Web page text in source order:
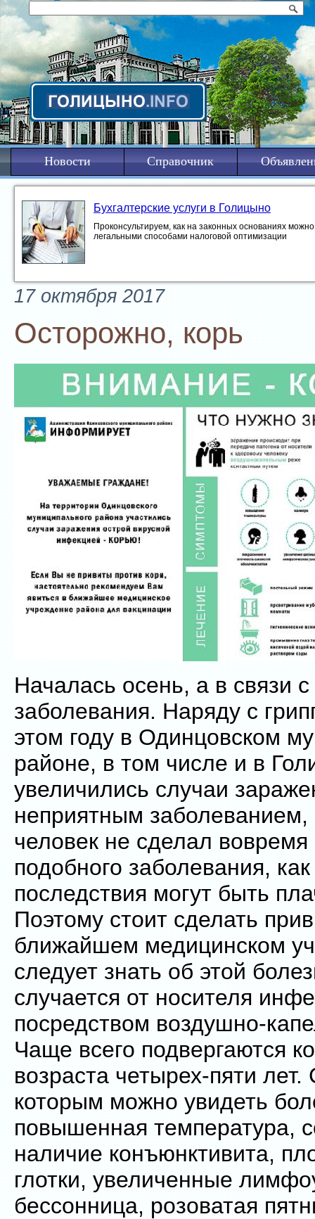
Новости Справочник
Бухгалтерские услуги в Голицыно
Проконсультируем, как на законных основаниях
легальными способами налоговой оптимизации
17 октября 2017
Осторожно, корь
Началась осень, а в связи
заболевания. Наряду с
этом году в Одинцовском
районе, в том числе и в
увеличились случаи
неприятным заболеванием,
человек не сделал вовремя
подобного заболевания,
последствия могут быть
Поэтому стоит сделать
ближайшем медицинском
следует знать об этой
случается от носителя
посредством воздушно-
Чаще всего подвергаются
возраста четырех-пяти
которым можно увидеть
повышенная температура,
наличие конъюнктивита,
глотки, увеличенные
бессонница, розоватая